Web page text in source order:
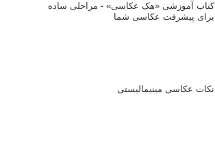
کتاب آموزشی «هک عکاسی» - مراحلی ساده
برای پیشرفت عکاسی شما
نکات عکاسی مینیمالیستی